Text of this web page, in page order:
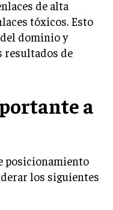
Con más de 10 años de
escrita para crear
exitosas. Amante de la
creativo en cada
de alta
tóxicos. Esto
dominio y
resultados de
a
posicionamiento
los siguientes